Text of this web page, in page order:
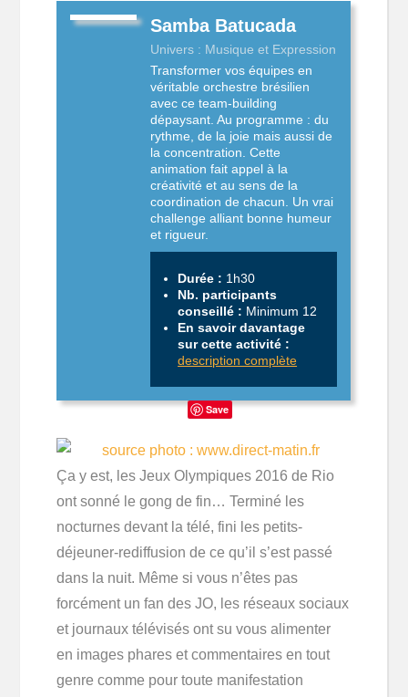
Samba Batucada
Univers : Musique et Expression
Transformer vos équipes en
véritable orchestre brésilien
avec ce team-building
dépaysant. Au programme : du
rythme, de la joie mais aussi de
la concentration. Cette
animation fait appel à la
créativité et au sens de la
coordination de chacun. Un vrai
challenge alliant bonne humeur
et rigueur.
Durée : 1h30
Nb. participants
conseillé : Minimum 12
En savoir davantage
sur cette activité :
description complète
Save
Ça y est, les Jeux Olympiques 2016 de Rio
ont sonné le gong de fin… Terminé les
nocturnes devant la télé, fini les petits-
déjeuner-rediffusion de ce qu’il s’est passé
dans la nuit. Même si vous n’êtes pas
forcément un fan des JO, les réseaux sociaux
et journaux télévisés ont su vous alimenter
en images phares et commentaires en tout
genre comme pour toute manifestation